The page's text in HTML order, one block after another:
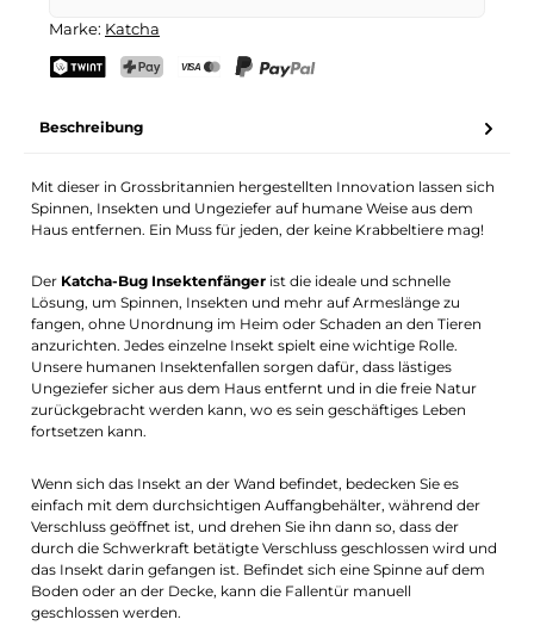
Marke: Katcha
Beschreibung
Mit dieser in Grossbritannien hergestellten Innovation lassen sich
Spinnen, Insekten und Ungeziefer auf humane Weise aus dem
Haus entfernen. Ein Muss für jeden, der keine Krabbeltiere mag!
Der Katcha-Bug Insektenfänger ist die ideale und schnelle
Lösung, um Spinnen, Insekten und mehr auf Armeslänge zu
fangen, ohne Unordnung im Heim oder Schaden an den Tieren
anzurichten. Jedes einzelne Insekt spielt eine wichtige Rolle.
Unsere humanen Insektenfallen sorgen dafür, dass lästiges
Ungeziefer sicher aus dem Haus entfernt und in die freie Natur
zurückgebracht werden kann, wo es sein geschäftiges Leben
fortsetzen kann.
Wenn sich das Insekt an der Wand befindet, bedecken Sie es
einfach mit dem durchsichtigen Auffangbehälter, während der
Verschluss geöffnet ist, und drehen Sie ihn dann so, dass der
durch die Schwerkraft betätigte Verschluss geschlossen wird und
das Insekt darin gefangen ist. Befindet sich eine Spinne auf dem
Boden oder an der Decke, kann die Fallentür manuell
geschlossen werden.